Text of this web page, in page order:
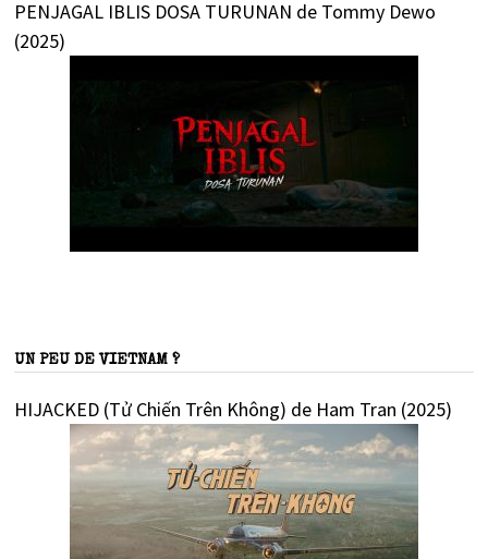
PENJAGAL IBLIS DOSA TURUNAN de Tommy Dewo
(2025)
UN PEU DE VIETNAM ?
HIJACKED (Tử Chiến Trên Không) de Ham Tran (2025)